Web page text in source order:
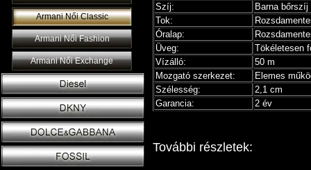
Armani Női Classic
Armani Női Fashion
Armani Női Exchange
Szíj:
Barna bőrszíj
Tok:
Óralap:
Üveg:
Tökéletesen
Vízálló:
50 m
Mozgató szerkezet:
Elemes
Szélesség:
2,1 cm
Garancia:
2 év
További részletek: